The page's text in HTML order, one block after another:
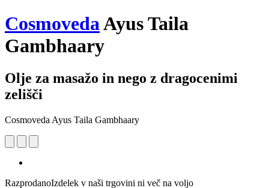
CosmovedaAyus Taila
Gambhaary
Olje za masažo in nego z dragocenimi
zelišči
Cosmoveda Ayus Taila Gambhaary
RazprodanoIzdelek v naši trgovini ni več na voljo